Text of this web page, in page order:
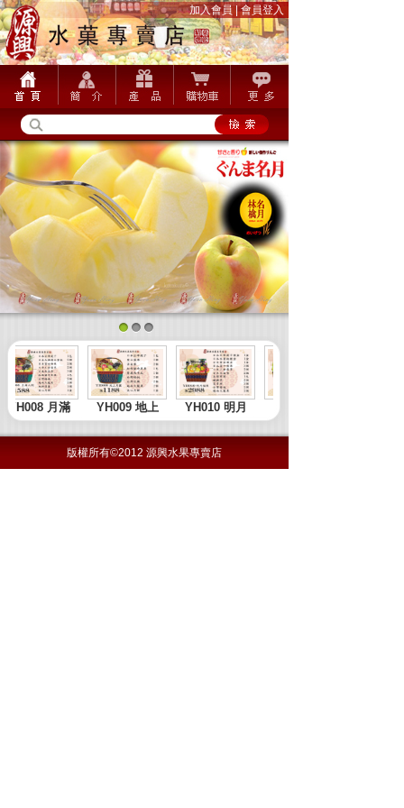
加入會員|會員登入
1 2 3
版權所有©2012 源興水果專賣店